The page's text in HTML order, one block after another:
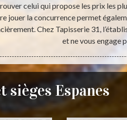
celui qui propose les prix les
jouer la concurrence permet
Chez Tapisserie 31,
et ne vous engage
sièges Espanes